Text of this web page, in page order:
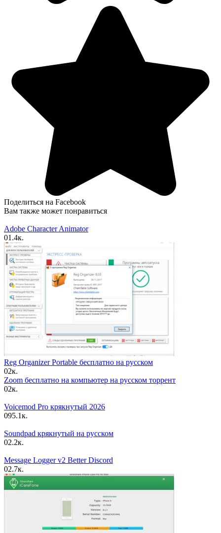
Поделиться на Facebook
Вам также может понравиться
Adobe Character Animator
01.4к.
Reg Organizer Portable бесплатно на русском
02к.
Zoom бесплатно на компьютер на русском торрент
02к.
Voicemod Pro крякнутый 2026
095.1к.
Soundpad крякнутый на русском
02.2к.
Message Logger v2 Better Discord
02.7к.